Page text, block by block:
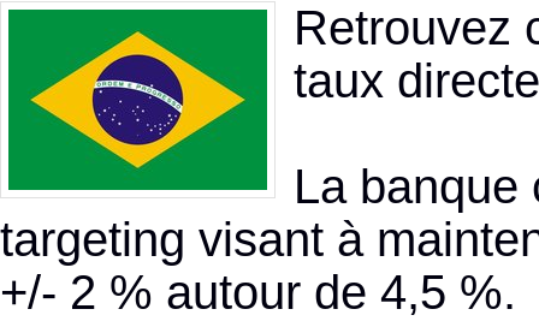
Retrouvez
taux
La banque
targeting visant à
+/- 2 % autour de 4,5 %.